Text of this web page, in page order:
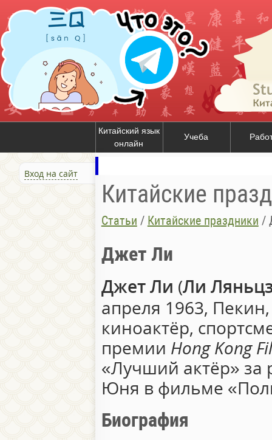
Китайский язык
онлайн
Учеба
Вход на сайт
Китайские
Статьи / Китайские праздники /
Джет Ли
Джет Ли (Ли
апреля 1963,
киноактёр,
премии Hong Kong
«Лучший актёр» за
Юня в фильме
Биография